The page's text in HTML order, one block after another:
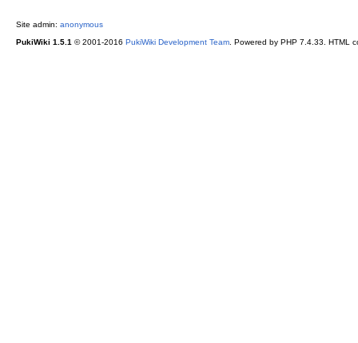
Site admin: anonymous
PukiWiki 1.5.1 © 2001-2016 PukiWiki Development Team. Powered by PHP 7.4.33. HTML